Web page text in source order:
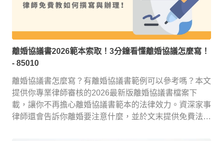
離婚協議書2026範本索取！3分鐘看懂離婚協議怎麼寫！
- 85010
離婚協議書怎麼寫？有離婚協議書範例可以參考嗎？本文
提供你專業律師審核的2026最新版離婚協議書檔案下
載，讓你不再擔心離婚協議書範本的法律效力。資深家事
律師還會告訴你離婚要注意什麼，並於文末提供免費法律